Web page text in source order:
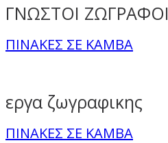
ΓΝΩΣΤΟΙ ΖΩΓΡΑΦΟΙ
ΠΙΝΑΚΕΣ ΣΕ ΚΑΜΒΑ
εργα ζωγραφικης
ΠΙΝΑΚΕΣ ΣΕ ΚΑΜΒΑ